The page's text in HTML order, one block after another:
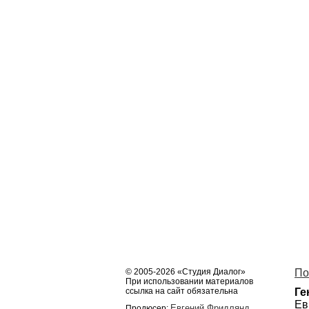
© 2005-2026 «Студия Диалог»
При использовании материалов
ссылка на сайт обязательна